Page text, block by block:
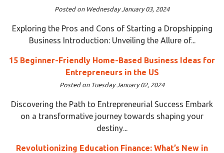
Posted on Wednesday January 03, 2024
Exploring the Pros and Cons of Starting a Dropshipping
Business Introduction: Unveiling the Allure of...
15 Beginner-Friendly Home-Based Business Ideas for
Entrepreneurs in the US
Posted on Tuesday January 02, 2024
Discovering the Path to Entrepreneurial Success Embark
on a transformative journey towards shaping your
destiny...
Revolutionizing Education Finance: What’s New in